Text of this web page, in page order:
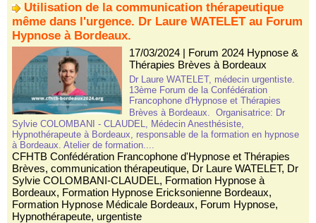
Utilisation de la communication thérapeutique
même dans l'urgence. Dr Laure WATELET au Forum
Hypnose à Bordeaux.
17/03/2024| Forum 2024 Hypnose &
Thérapies Brèves à Bordeaux
Dr Laure WATELET, médecin urgentiste.
13ème Forum de la Confédération
Francophone d'Hypnose et Thérapies
Brèves à Bordeaux. Organisatrice: Dr
Sylvie COLOMBANI - CLAUDEL, Médecin Anesthésiste,
Hypnothérapeute à Bordeaux, responsable de la formation en hypnose
à Bordeaux. Atelier de formation....
CFHTB Confédération Francophone d'Hypnose et Thérapies
Brèves, communication thérapeutique, Dr Laure WATELET, Dr
Sylvie COLOMBANI-CLAUDEL, Formation Hypnose à
Bordeaux, Formation Hypnose Ericksonienne Bordeaux,
Formation Hypnose Médicale Bordeaux, Forum Hypnose,
Hypnothérapeute, urgentiste